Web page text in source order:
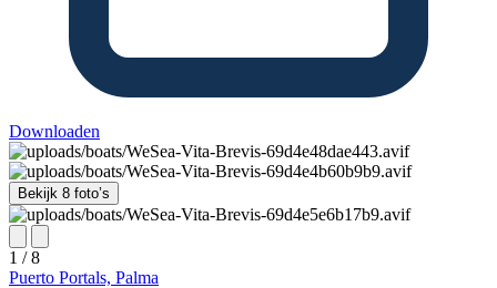
Downloaden
Bekijk 8 foto’s
1 / 8
Puerto Portals, Palma